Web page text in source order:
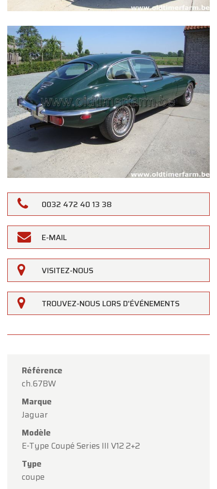
0032 472 40 13 38
E-MAIL
VISITEZ-NOUS
TROUVEZ-NOUS LORS D'ÉVÉNEMENTS
Référence
ch.67BW
Marque
Jaguar
Modèle
E-Type Coupé Series III V12 2+2
Type
coupe
Oldtimerfarm